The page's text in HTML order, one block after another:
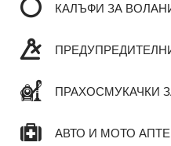
КАЛЪФИ ЗА
ПРАХОСМУКАЧКИ
АВТО И МОТО